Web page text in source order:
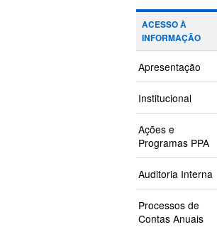
ACESSO À
INFORMAÇÃO
Apresentação
Institucional
Ações e
Programas PPA
Auditoria Interna
Processos de
Contas Anuais